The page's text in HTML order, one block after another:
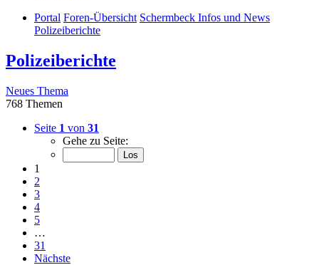
Portal Foren-Übersicht Schermbeck Infos und News
Polizeiberichte
Polizeiberichte
Neues Thema
768 Themen
Seite 1 von 31
Gehe zu Seite:
1
2
3
4
5
…
31
Nächste